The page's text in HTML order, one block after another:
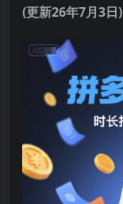
(更新26年7月3日)